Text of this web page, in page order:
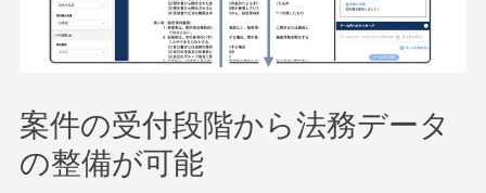
案件の受付段階から法務データ
の整備が可能